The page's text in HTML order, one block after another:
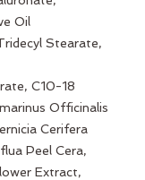
Oil
Stearate,
C10-18
Officinalis
Cerifera
Peel Cera,
Extract,